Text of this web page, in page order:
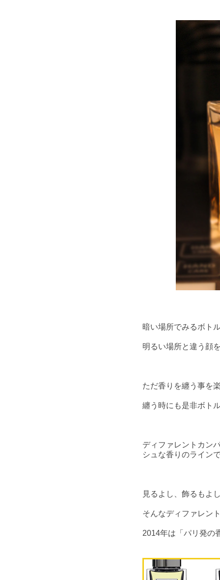
暗い場所でみるボト
明るい場所と違う顔
ただ香りを纏う事を
纏う時にも是非ボト
ディファレントカン
シュな香りのライン
見るよし、飾るもよ
そんなディファレン
2014年は「パリ発の